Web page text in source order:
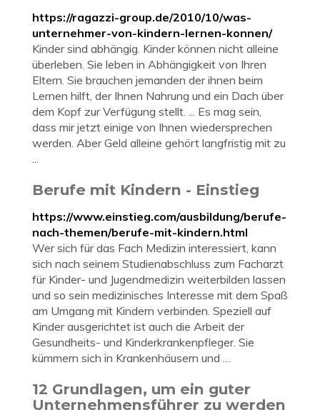
https://ragazzi-group.de/2010/10/was-
unternehmer-von-kindern-lernen-konnen/
Kinder sind abhängig. Kinder können nicht alleine
überleben. Sie leben in Abhängigkeit von Ihren
Eltern. Sie brauchen jemanden der ihnen beim
Lernen hilft, der Ihnen Nahrung und ein Dach über
dem Kopf zur Verfügung stellt. ... Es mag sein,
dass mir jetzt einige von Ihnen wiedersprechen
werden. Aber Geld alleine gehört langfristig mit zu
...
Berufe mit Kindern - Einstieg
https://www.einstieg.com/ausbildung/berufe-
nach-themen/berufe-mit-kindern.html
Wer sich für das Fach Medizin interessiert, kann
sich nach seinem Studienabschluss zum Facharzt
für Kinder- und Jugendmedizin weiterbilden lassen
und so sein medizinisches Interesse mit dem Spaß
am Umgang mit Kindern verbinden. Speziell auf
Kinder ausgerichtet ist auch die Arbeit der
Gesundheits- und Kinderkrankenpfleger. Sie
kümmern sich in Krankenhäusern und …
12 Grundlagen, um ein guter
Unternehmensführer zu werden